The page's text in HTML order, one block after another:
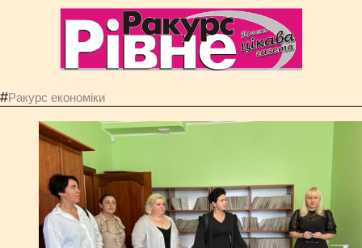
#Ракурс економiки